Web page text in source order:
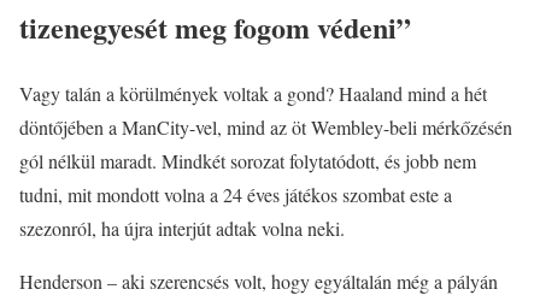
tizenegyesét meg fogom védeni”
Vagy talán a körülmények voltak a gond? Haaland mind a hét
döntőjében a ManCity-vel, mind az öt Wembley-beli mérkőzésén
gól nélkül maradt. Mindkét sorozat folytatódott, és jobb nem
tudni, mit mondott volna a 24 éves játékos szombat este a
szezonról, ha újra interjút adtak volna neki.
Henderson – aki szerencsés volt, hogy egyáltalán még a pályán